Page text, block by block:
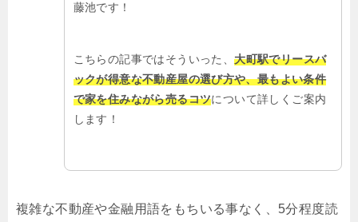
藤池です！
こちらの記事ではそういった、大町駅でリースバ
ックが得意な不動産屋の選び方や、最もよい条件
で家を住みながら売るコツについて詳しくご案内
します！
複雑な不動産や金融用語をもちいる事なく、5分程度読